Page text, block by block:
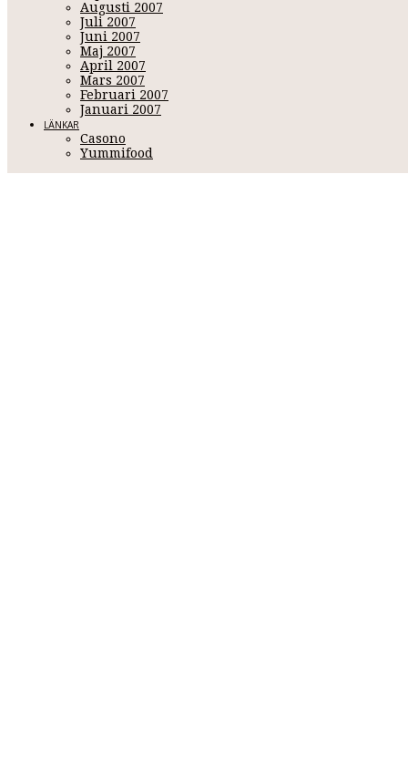
Augusti 2007
Juli 2007
Juni 2007
Maj 2007
April 2007
Mars 2007
Februari 2007
Januari 2007
LÄNKAR
Casono
Yummifood